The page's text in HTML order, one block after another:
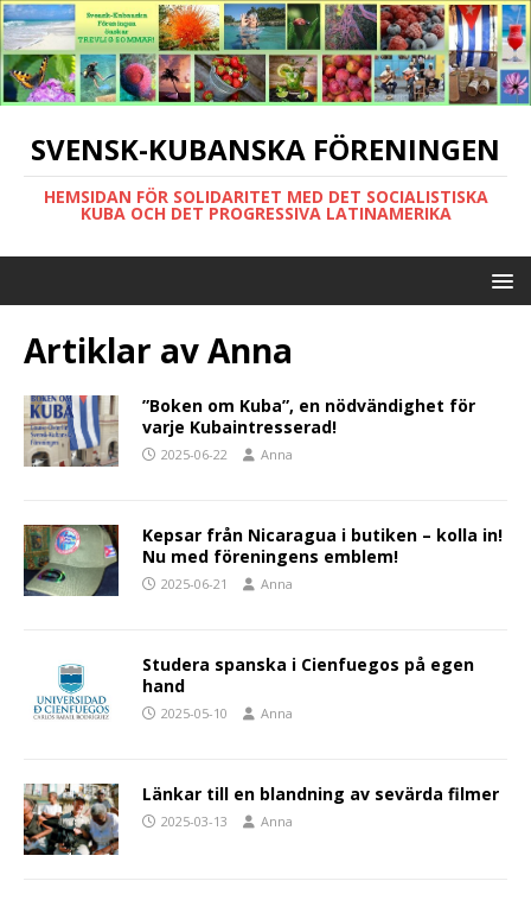
SVENSK-KUBANSKA FÖRENINGEN
HEMSIDAN FÖR SOLIDARITET MED DET SOCIALISTISKA
KUBA OCH DET PROGRESSIVA LATINAMERIKA
Artiklar avAnna
”Boken om Kuba”, en nödvändighet för
varje Kubaintresserad!
2025-06-22 Anna
Kepsar från Nicaragua i butiken – kolla in!
Nu med föreningens emblem!
2025-06-21 Anna
Studera spanska i Cienfuegos på egen
hand
2025-05-10 Anna
Länkar till en blandning av sevärda filmer
2025-03-13 Anna